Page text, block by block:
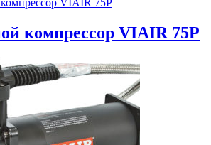
компрессор VIAIR 75P